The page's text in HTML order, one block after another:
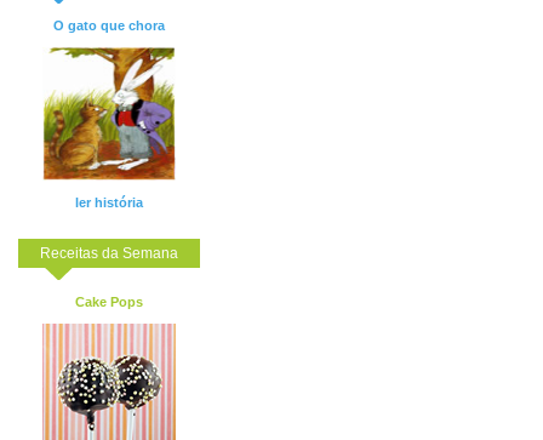
O gato que chora
ler história
Receitas da Semana
Cake Pops